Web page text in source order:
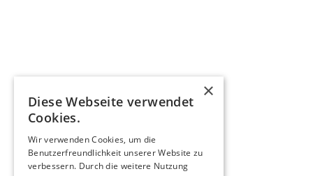
×
Diese Webseite verwendet
Cookies.
Wir verwenden Cookies, um die
Benutzerfreundlichkeit unserer Website zu
verbessern. Durch die weitere Nutzung